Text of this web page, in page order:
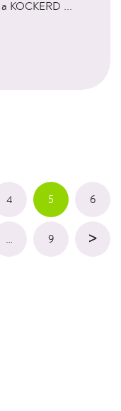
KOCKERD ...
4 5 6
9 >